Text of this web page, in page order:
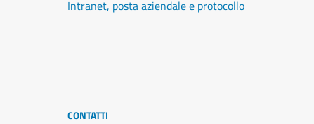
Intranet, posta aziendale e protocollo
CONTATTI